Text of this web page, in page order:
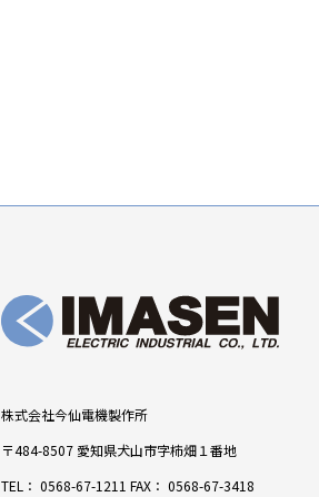
株式会社今仙電機製作所
〒484-8507 愛知県犬山市字柿畑１番地
TEL： 0568-67-1211 FAX： 0568-67-3418